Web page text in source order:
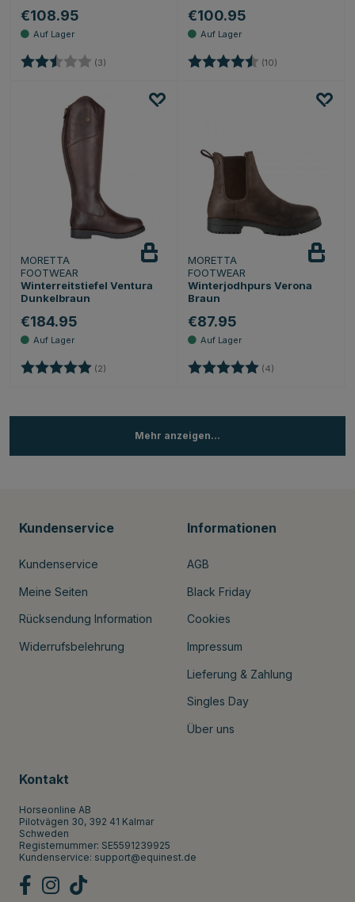
€108.95
Bewertung: (3)
€100.95
Bewertung: (10)
MORETTA
FOOTWEAR
Winterreitstiefel Ventura
Dunkelbraun
€184.95
Bewertung: (2)
MORETTA
FOOTWEAR
Winterjodhpurs Verona
Braun
€87.95
Bewertung: (4)
Mehr anzeigen...
Kundenservice
Kundenservice
Meine Seiten
Rücksendung Information
Widerrufsbelehrung
Informationen
AGB
Black Friday
Cookies
Impressum
Lieferung & Zahlung
Singles Day
Über uns
Kontakt
Horseonline AB
Pilotvägen 30, 392 41 Kalmar
Schweden
Registernummer: SE5591239925
Kundenservice: support@equinest.de